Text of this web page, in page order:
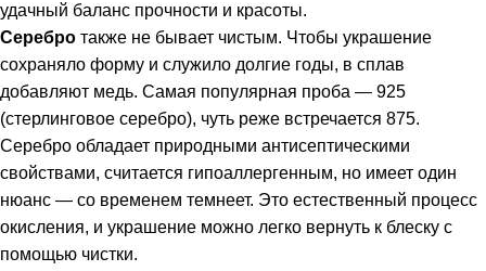
удачный баланс прочности и красоты.
Серебро также не бывает чистым. Чтобы украшение
сохраняло форму и служило долгие годы, в сплав
добавляют медь. Самая популярная проба — 925
(стерлинговое серебро), чуть реже встречается 875.
Серебро обладает природными антисептическими
свойствами, считается гипоаллергенным, но имеет один
нюанс — со временем темнеет. Это естественный процесс
окисления, и украшение можно легко вернуть к блеску с
помощью чистки.